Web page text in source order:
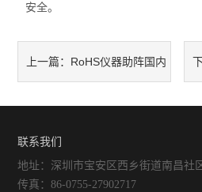
安全。
上一篇： RoHS仪器助阵国内
联系我们
地址：深圳市宝安区西乡街道南昌社
传真：86-0755-27902717